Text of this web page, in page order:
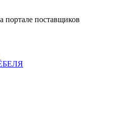
портале поставщиков